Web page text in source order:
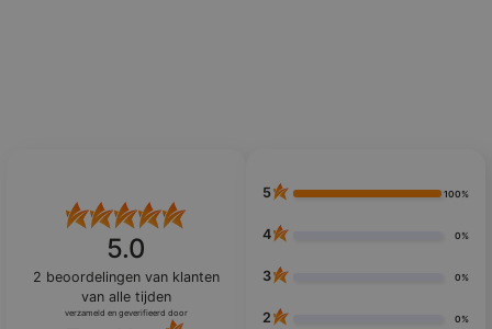
5.0
2 beoordelingen van klanten
van alle tijden
verzameld en geverifieerd door
5 100%
4 0%
3 0%
2 0%